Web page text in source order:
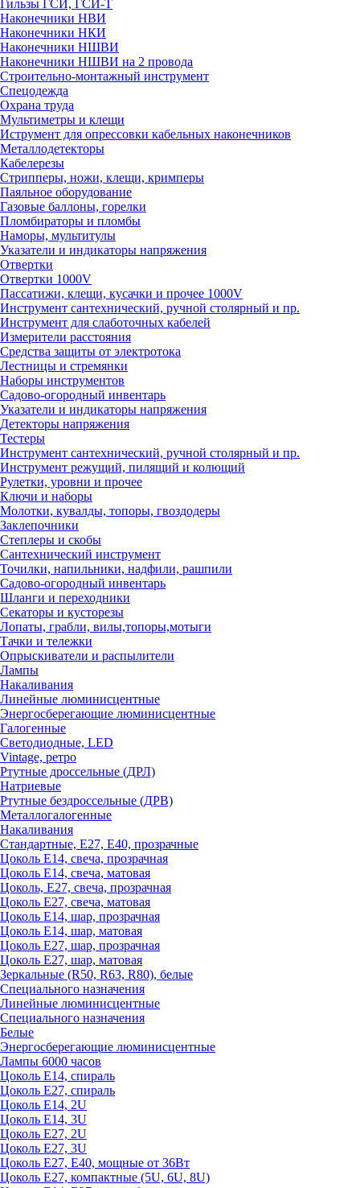
Гильзы ГСИ, ГСИ-Т
Наконечники НВИ
Наконечники НКИ
Наконечники НШВИ
Наконечники НШВИ на 2 провода
Строительно-монтажный инструмент
Спецодежда
Охрана труда
Мультиметры и клещи
Иструмент для опрессовки кабельных наконечников
Металлодетекторы
Кабелерезы
Стрипперы, ножи, клещи, кримперы
Паяльное оборудование
Газовые баллоны, горелки
Пломбираторы и пломбы
Наморы, мультитулы
Указатели и индикаторы напряжения
Отвертки
Отвертки 1000V
Пассатижи, клещи, кусачки и прочее 1000V
Инструмент сантехнический, ручной столярный и пр.
Инструмент для слаботочных кабелей
Измерители расстояния
Средства защиты от электротока
Лестницы и стремянки
Наборы инструментов
Садово-огородный инвентарь
Указатели и индикаторы напряжения
Детекторы напряжения
Тестеры
Инструмент сантехнический, ручной столярный и пр.
Инструмент режущий, пилящий и колющий
Рулетки, уровни и прочее
Ключи и наборы
Молотки, кувалды, топоры, гвоздодеры
Заклепочники
Степлеры и скобы
Сантехнический инструмент
Точилки, напильники, надфили, рашпили
Садово-огородный инвентарь
Шланги и переходники
Секаторы и кусторезы
Лопаты, грабли, вилы,топоры,мотыги
Тачки и тележки
Опрыскиватели и распылители
Лампы
Накаливания
Линейные люминисцентные
Энергосберегающие люминисцентные
Галогенные
Светодиодные, LED
Vintage, ретро
Ртутные дроссельные (ДРЛ)
Натриевые
Ртутные бездроссельные (ДРВ)
Металлогалогенные
Накаливания
Стандартные, Е27, Е40, прозрачные
Цоколь Е14, свеча, прозрачная
Цоколь Е14, свеча, матовая
Цоколь, Е27, свеча, прозрачная
Цоколь Е27, свеча, матовая
Цоколь Е14, шар, прозрачная
Цоколь Е14, шар, матовая
Цоколь Е27, шар, прозрачная
Цоколь Е27, шар, матовая
Зеркальные (R50, R63, R80), белые
Специального назначения
Линейные люминисцентные
Специального назначения
Белые
Энергосберегающие люминисцентные
Лампы 6000 часов
Цоколь Е14, спираль
Цоколь Е27, спираль
Цоколь Е14, 2U
Цоколь Е14, 3U
Цоколь Е27, 2U
Цоколь Е27, 3U
Цоколь Е27, Е40, мощные от 36Вт
Цоколь Е27, компактные (5U, 6U, 8U)